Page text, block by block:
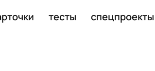
тесты спецпроекты